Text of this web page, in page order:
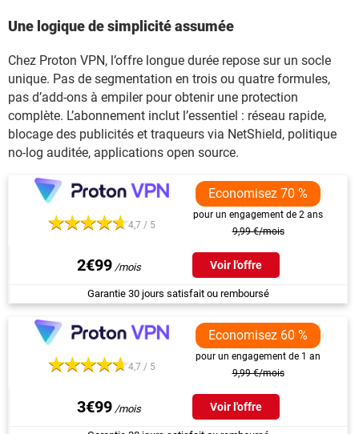
Une logique de simplicité assumée
Chez Proton VPN, l’offre longue durée repose sur un socle
unique. Pas de segmentation en trois ou quatre formules,
pas d’add-ons à empiler pour obtenir une protection
complète. L’abonnement inclut l’essentiel : réseau rapide,
blocage des publicités et traqueurs via NetShield, politique
no-log auditée, applications open source.
4,7 / 5
Economisez 70 %
pour un engagement de 2 ans
9,99 €/mois
2€99 Voir l'offre
Garantie 30 jours satisfait ou remboursé
4,7 / 5
Economisez 60 %
pour un engagement de 1 an
9,99 €/mois
3€99 Voir l'offre